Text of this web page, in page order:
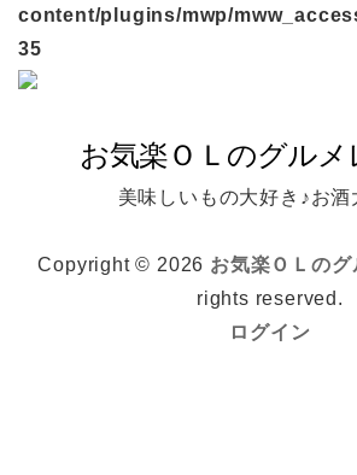
content/plugins/mwp/
35
美味しいもの大好き♪お酒
Copyright © 2026 お気楽ＯＬのグ
rights reserved.
ログイン